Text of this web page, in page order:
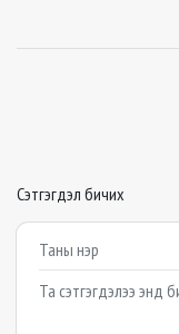
Сэтгэгдэл бичих
Example textarea